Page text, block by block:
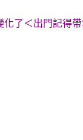
化了＜出門記得